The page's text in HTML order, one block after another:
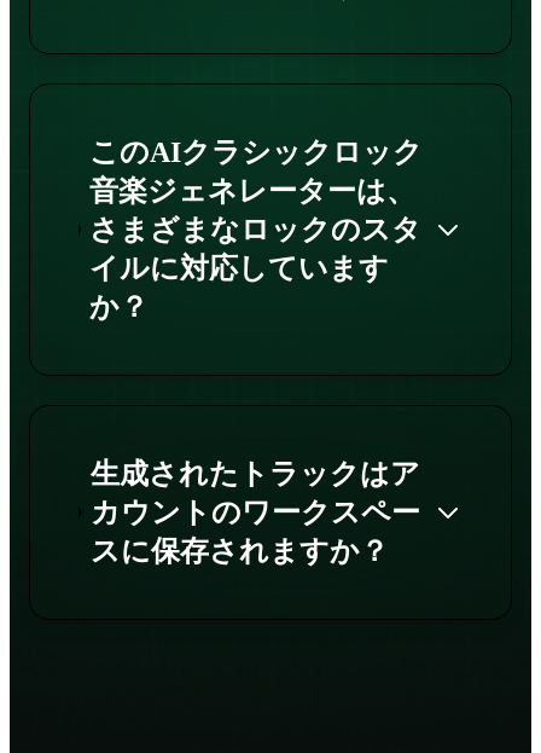
このAIクラシックロック
音楽ジェネレーターは、
さまざまなロックのスタ
イルに対応しています
か？
生成されたトラックはア
カウントのワークスペー
スに保存されますか？